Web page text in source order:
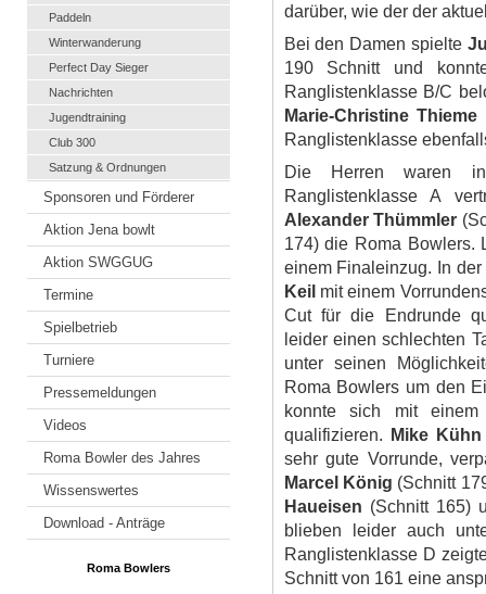
Paddeln
Winterwanderung
Perfect Day Sieger
Nachrichten
Jugendtraining
Club 300
Satzung & Ordnungen
Sponsoren und Förderer
Aktion Jena bowlt
Aktion SWGGUG
Termine
Spielbetrieb
Turniere
Pressemeldungen
Videos
Roma Bowler des Jahres
Wissenswertes
Download - Anträge
Roma Bowlers
darüber, wie der der
Bei den Damen spielte
190 Schnitt und
Ranglistenklasse B/C
Marie-Christine Thieme
Ranglistenklasse
Die Herren waren
Ranglistenklasse A
Alexander Thümmler
174) die Roma Bowlers.
einem Finaleinzug. In
Keil mit einem
Cut für die Endrunde
leider einen schlechten
unter seinen
Roma Bowlers um den
konnte sich mit
qualifizieren.
Mike
sehr gute Vorrunde,
Marcel König (Schnitt
Haueisen (Schnitt 165)
blieben leider auch
Ranglistenklasse D
Schnitt von 161 eine